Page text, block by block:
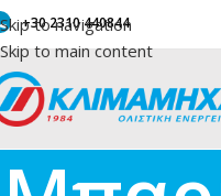
Skip to navigation
Skip to main content
+30 2310 440844